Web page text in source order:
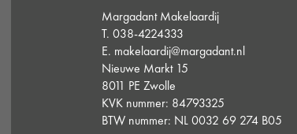
Margadant Makelaardij
T. 038-4224333
E. makelaardij@margadant.nl
Nieuwe Markt 15
8011 PE Zwolle
KVK nummer: 84793325
BTW nummer: NL 0032 69 274 B05